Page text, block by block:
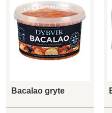
Bacalao gryte